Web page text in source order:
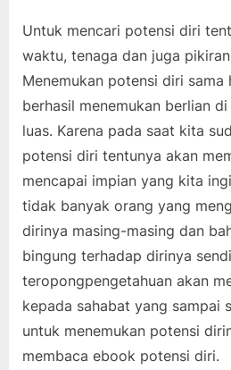
Untuk mencari potensi diri
waktu, tenaga dan juga
Menemukan potensi diri sama
berhasil menemukan berlian
luas. Karena pada saat kita
potensi diri tentunya akan
mencapai impian yang kita
tidak banyak orang yang
dirinya masing-masing dan
bingung terhadap dirinya
teropongpengetahuan akan
kepada sahabat yang sampai
untuk menemukan potensi
membaca ebook potensi diri.